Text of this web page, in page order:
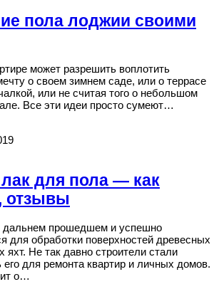
пола лоджии своими
может разрешить воплотить
о своем зимнем саде, или о террасе
или не считая того о небольшом
Все эти идеи просто сумеют…
для пола — как
отзывы
дальнем прошедшем и успешно
для обработки поверхностей древесных
яхт. Не так давно строители стали
его для ремонта квартир и личных домов.
о…